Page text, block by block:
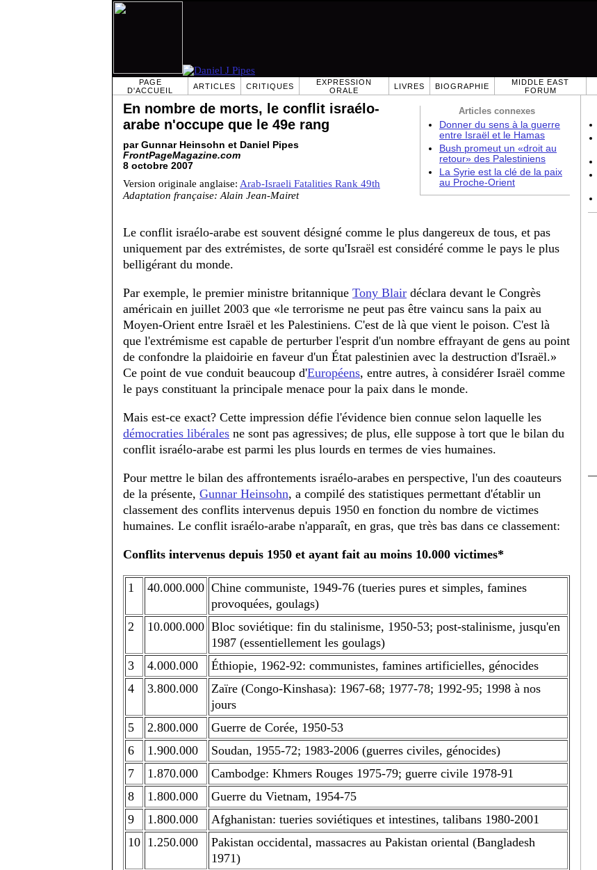
PAGE
D'ACCUEIL
ARTICLES CRITIQUES
EXPRESSION
ORALE
LIVRES BIOGRAPHIE
MIDDLE EAST
FORUM
Articles connexes
Donner du sens à la guerre
entre Israël et le Hamas
Bush promeut un «droit au
retour» des Palestiniens
La Syrie est la clé de la paix
au Proche-Orient
En nombre de morts, le conflit israélo-
arabe n'occupe que le 49e rang
par Gunnar Heinsohn et Daniel Pipes
FrontPageMagazine.com
8 octobre 2007
Version originale anglaise: Arab-Israeli Fatalities Rank 49th
Adaptation française: Alain Jean-Mairet
Le conflit israélo-arabe est souvent désigné comme le plus dangereux de tous, et pas
uniquement par des extrémistes, de sorte qu'Israël est considéré comme le pays le plus
belligérant du monde.
Par exemple, le premier ministre britannique Tony Blair déclara devant le Congrès
américain en juillet 2003 que «le terrorisme ne peut pas être vaincu sans la paix au
Moyen-Orient entre Israël et les Palestiniens. C'est de là que vient le poison. C'est là
que l'extrémisme est capable de perturber l'esprit d'un nombre effrayant de gens au point
de confondre la plaidoirie en faveur d'un État palestinien avec la destruction d'Israël.»
Ce point de vue conduit beaucoup d'Européens, entre autres, à considérer Israël comme
le pays constituant la principale menace pour la paix dans le monde.
Mais est-ce exact? Cette impression défie l'évidence bien connue selon laquelle les
démocraties libérales ne sont pas agressives; de plus, elle suppose à tort que le bilan du
conflit israélo-arabe est parmi les plus lourds en termes de vies humaines.
Pour mettre le bilan des affrontements israélo-arabes en perspective, l'un des coauteurs
de la présente, Gunnar Heinsohn, a compilé des statistiques permettant d'établir un
classement des conflits intervenus depuis 1950 en fonction du nombre de victimes
humaines. Le conflit israélo-arabe n'apparaît, en gras, que très bas dans ce classement:
Conflits intervenus depuis 1950 et ayant fait au moins 10.000 victimes*
1 40.000.000 Chine communiste, 1949-76 (tueries pures et simples, famines
provoquées, goulags)
2
10.000.000 Bloc soviétique: fin du stalinisme, 1950-53; post-stalinisme, jusqu'en
1987 (essentiellement les goulags)
3
4.000.000
Éthiopie, 1962-92: communistes, famines artificielles, génocides
4
3.800.000
Zaïre (Congo-Kinshasa): 1967-68; 1977-78; 1992-95; 1998 à nos
jours
5
2.800.000
Guerre de Corée, 1950-53
6
1.900.000
Soudan, 1955-72; 1983-2006 (guerres civiles, génocides)
7
1.870.000
Cambodge: Khmers Rouges 1975-79; guerre civile 1978-91
8
1.800.000
Guerre du Vietnam, 1954-75
9
1.800.000
Afghanistan: tueries soviétiques et intestines, talibans 1980-2001
10 1.250.000
Pakistan occidental, massacres au Pakistan oriental (Bangladesh
1971)